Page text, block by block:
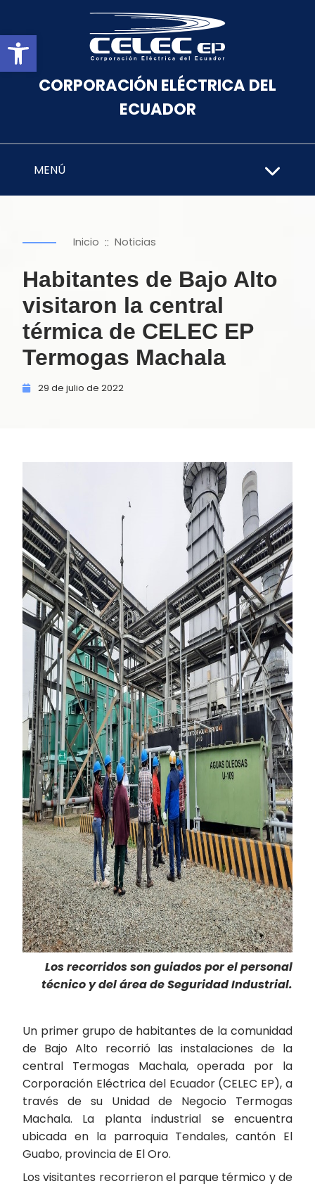
Abrir barra de herramientas
CORPORACIÓN ELÉCTRICA DEL
ECUADOR
MENÚ
Inicio :: Noticias
Habitantes de Bajo Alto
visitaron la central
térmica de CELEC EP
Termogas Machala
29 de julio de 2022
Los recorridos son guiados por el personal
técnico y del área de Seguridad Industrial.
Un primer grupo de habitantes de la comunidad
de Bajo Alto recorrió las instalaciones de la
central Termogas Machala, operada por la
Corporación Eléctrica del Ecuador (CELEC EP), a
través de su Unidad de Negocio Termogas
Machala. La planta industrial se encuentra
ubicada en la parroquia Tendales, cantón El
Guabo, provincia de El Oro.
Los visitantes recorrieron el parque térmico y de